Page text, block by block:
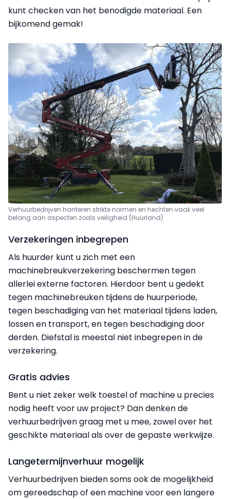
kunt checken van het benodigde materiaal. Een
bijkomend gemak!
Verhuurbedrijven hanteren strikte normen en hechten vaak veel
belang aan aspecten zoals veiligheid (Huurland)
Verzekeringen inbegrepen
Als huurder kunt u zich met een
machinebreukverzekering beschermen tegen
allerlei externe factoren. Hierdoor bent u gedekt
tegen machinebreuken tijdens de huurperiode,
tegen beschadiging van het materiaal tijdens laden,
lossen en transport, en tegen beschadiging door
derden. Diefstal is meestal niet inbegrepen in de
verzekering.
Gratis advies
Bent u niet zeker welk toestel of machine u precies
nodig heeft voor uw project? Dan denken de
verhuurbedrijven graag met u mee, zowel over het
geschikte materiaal als over de gepaste werkwijze.
Langetermijnverhuur mogelijk
Verhuurbedrijven bieden soms ook de mogelijkheid
om gereedschap of een machine voor een langere